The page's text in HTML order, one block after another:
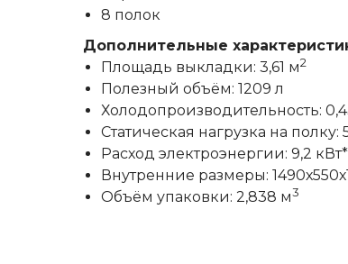
8 полок
Дополнительные
Площадь выкладки: 3,61 м2
Полезный объём: 1209 л
Холодопроизводительность:
Статическая нагрузка на полку:
Расход электроэнергии: 9,2
Внутренние размеры:
Объём упаковки: 2,838 м3